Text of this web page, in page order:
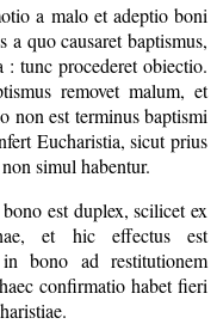
a malo et adeptio boni
a quo causaret baptismus,
: tunc procederet obiectio.
removet malum, et
non est terminus baptismi
Eucharistia, sicut prius
simul habentur.
est duplex, scilicet ex
et hic effectus est
bono ad restitutionem
confirmatio habet fieri